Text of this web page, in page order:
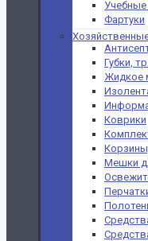
Учебные
Фартуки
Губки,
Жидкое
Коврики
Мешки